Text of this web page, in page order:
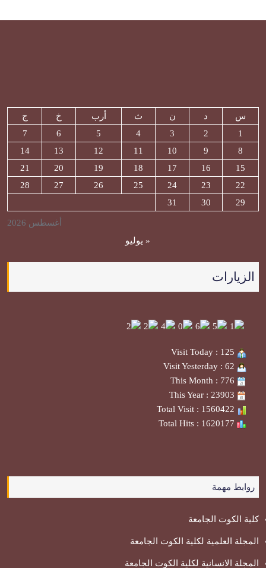
أغسطس 2026
س د ن ث أرب خ
ج
1
2
3
4
5
6
7
8
9
10
11
12
13
14
15
16
17
18
19
20
21
22
23
24
25
26
27
28
29
30
31
« يوليو
الزيارات
روابط مهمة
كلية الكوت الجامعة
المجلة العلمية لكلية الكوت الجامعة
المجلة الانسانية لكلية الكوت الجامعة